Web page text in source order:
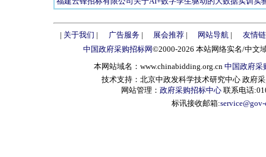
| 关于我们 | 广告服务| 展会推荐| 网站导航 |
友情
中国政府采购招标网©2000-2026 本站网络实名/中文
本网站域名：www.chinabidding.org.cn 中国政府采
技术支持：北京中政发科学技术研究中心 政府
网站管理： 政府采购招标中心 联系电话
标讯接收邮箱: